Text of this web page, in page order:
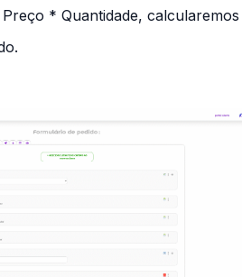
Preço * Quantidade,